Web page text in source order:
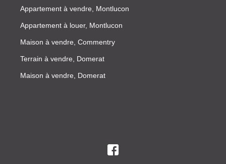
Appartement à vendre, Montlucon
Appartement à louer, Montlucon
Maison à vendre, Commentry
Terrain à vendre, Domerat
Maison à vendre, Domerat